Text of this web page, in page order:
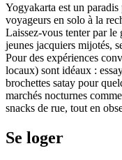
Yogyakarta est un
voyageurs en solo à la
Laissez-vous tenter par le
jeunes jacquiers mijotés,
Pour des expériences
locaux) sont idéaux :
brochettes satay pour
marchés nocturnes
snacks de rue, tout en
Se loger